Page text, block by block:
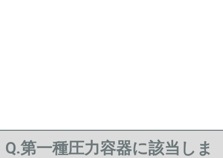
Q.第一種圧力容器に該当しま